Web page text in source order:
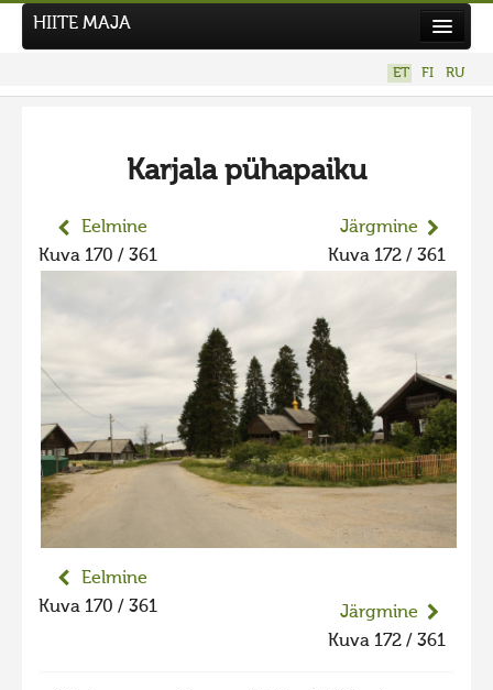
Uudised
Tegutse
Hiite kuvavõistlus 2026
VANEMAD KUVAVÕISTLUSED
Hiite kuvavõistlus 2025
Hiite kuvavõistlus 2025 lisa
HIITE MAJA
ET FI RU
Karjala pühapaiku
Eelmine
Kuva 170 / 361
Järgmine
Kuva 172 / 361
Eelmine
Kuva 170 / 361
Järgmine
Kuva 172 / 361